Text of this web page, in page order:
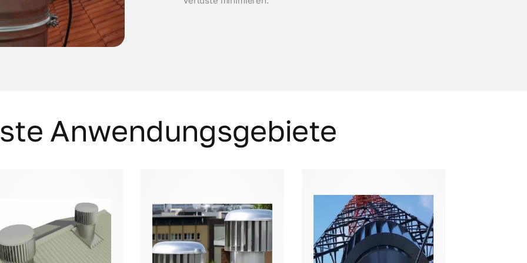
Anwendungsgebiete